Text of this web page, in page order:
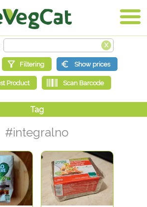
#integralno